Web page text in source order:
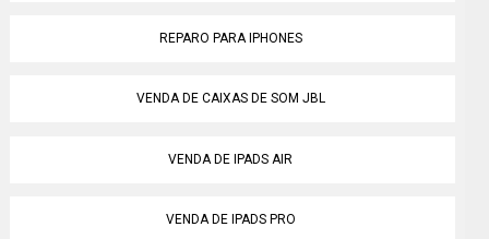
REPARO PARA IPHONES
VENDA DE CAIXAS DE SOM JBL
VENDA DE IPADS AIR
VENDA DE IPADS PRO